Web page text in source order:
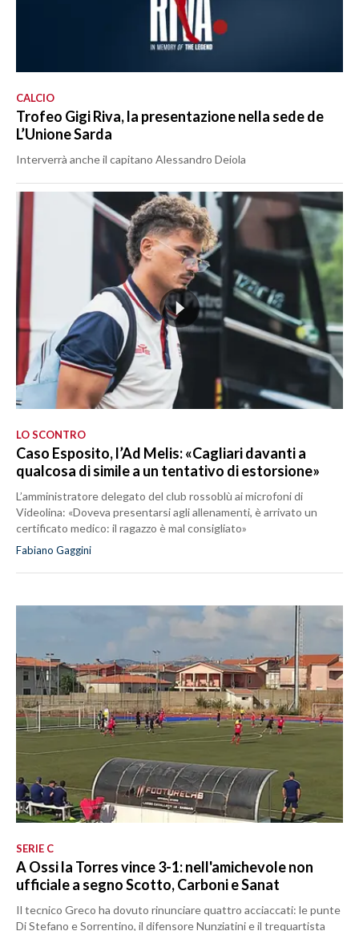
CALCIO
Trofeo Gigi Riva, la presentazione nella sede de
L’Unione Sarda
Interverrà anche il capitano Alessandro Deiola
LO SCONTRO
Caso Esposito, l’Ad Melis: «Cagliari davanti a
qualcosa di simile a un tentativo di estorsione»
L’amministratore delegato del club rossoblù ai microfoni di
Videolina: «Doveva presentarsi agli allenamenti, è arrivato un
certificato medico: il ragazzo è mal consigliato»
Fabiano Gaggini
SERIE C
A Ossi la Torres vince 3-1: nell'amichevole non
ufficiale a segno Scotto, Carboni e Sanat
Il tecnico Greco ha dovuto rinunciare quattro acciaccati: le punte
Di Stefano e Sorrentino, il difensore Nunziatini e il trequartista